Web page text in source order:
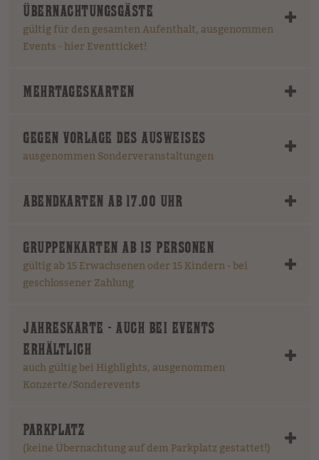
ÜBERNACHTUNGSGÄSTE
gültig für den gesamten Aufenthalt, ausgenommen
Events - hier Eventticket!
MEHRTAGESKARTEN
GEGEN VORLAGE DES AUSWEISES
ausgenommen Sonderveranstaltungen
ABENDKARTEN AB 17.00 UHR
GRUPPENKARTEN AB 15 PERSONEN
gültig ab 15 Erwachsenen oder 15 Kindern - bei
geschlossener Zahlung
JAHRESKARTE - AUCH BEI EVENTS
ERHÄLTLICH
auch gültig bei Highlights, ausgenommen
Konzerte/Sonderevents
PARKPLATZ
(keine Übernachtung auf dem Parkplatz gestattet!)